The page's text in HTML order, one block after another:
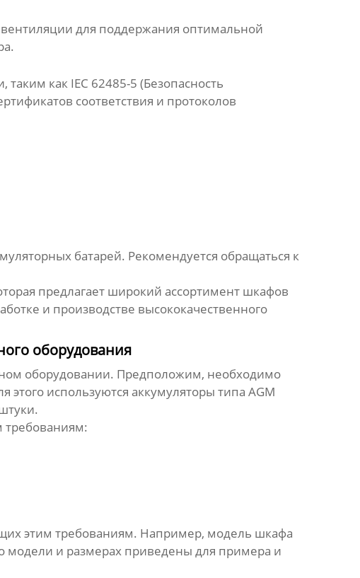
для поддержания оптимальной
как IEC 62485-5 (Безопасность
соответствия и протоколов
батарей. Рекомендуется обращаться к
предлагает широкий ассортимент шкафов
и производстве высококачественного
оборудования
оборудовании. Предположим, необходимо
используются аккумуляторы типа AGM
требованиям:
этим требованиям. Например, модель шкафа
модели и размерах приведены для примера и